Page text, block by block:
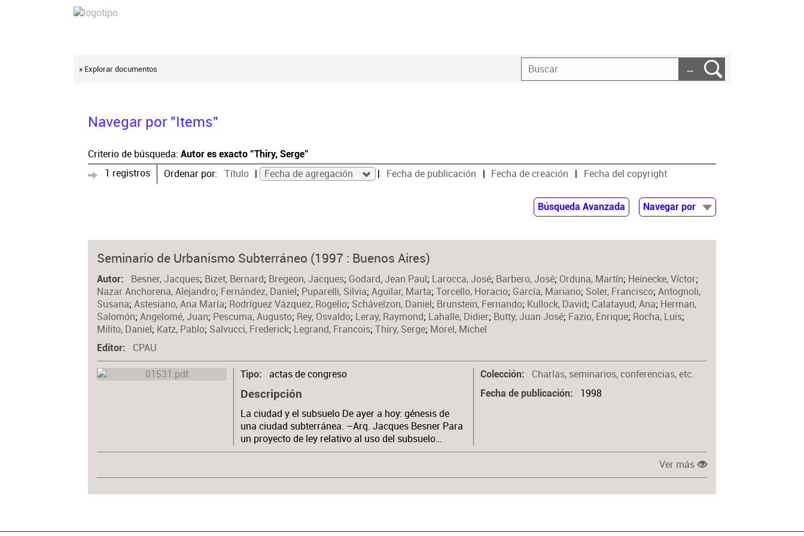
» Explorar documentos …
Navegar por "Items"
Criterio de búsqueda: Autor es exacto "Thiry, Serge"
1 registros Ordenar por: Título Fecha de agregación Fecha de publicación Fecha de creación Fecha del copyright
Búsqueda Avanzada
Navegar por
Materia
Seminario de Urbanismo Subterráneo (1997 : Buenos Aires)
Autor Besner, Jacques; Bizet, Bernard; Bregeon, Jacques; Godard, Jean Paul; Larocca, José; Barbero, José; Orduna, Martín; Heinecke, Víctor;
Nazar Anchorena, Alejandro; Fernández, Daniel; Puparelli, Silvia;Aguilar, Marta;Torcello, Horacio; García, Mariano; Soler, Francisco;Antognoli,
Susana;Astesiano, Ana María; Rodríguez Vázquez, Rogelio; Schávelzon, Daniel; Brunstein, Fernando; Kullock, David; Calatayud, Ana; Herman,
Salomón;Angelomé, Juan; Pescuma, Augusto; Rey, Osvaldo; Leray, Raymond; Lahalle, Didier; Butty, Juan José; Fazio, Enrique; Rocha, Luis;
Milito, Daniel; Katz, Pablo; Salvucci, Frederick; Legrand, Francois;Thiry, Serge; Morel, Michel
Editor CPAU
Tipo actas de congreso
Descripción
La ciudad y el subsuelo De ayer a hoy: génesis de
una ciudad subterránea. –Arq. Jacques Besner Para
un proyecto de ley relativo al uso del subsuelo…
Colección Charlas, seminarios, conferencias, etc.
Fecha de publicación 1998
Ver más